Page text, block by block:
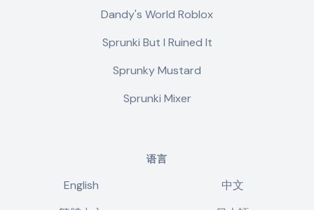
Dandy's World Roblox
Sprunki But I Ruined It
Sprunky Mustard
Sprunki Mixer
语言
English
中文